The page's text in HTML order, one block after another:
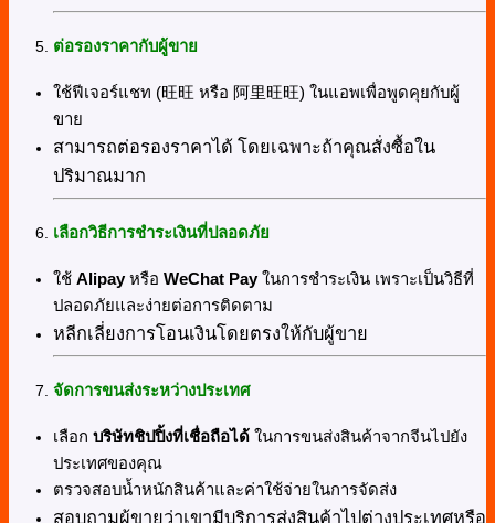
ต่อรองราคากับผู้ขาย
ใช้ฟีเจอร์แชท (旺旺 หรือ 阿里旺旺) ในแอพเพื่อพูดคุยกับผู้
ขาย
สามารถต่อรองราคาได้ โดยเฉพาะถ้าคุณสั่งซื้อใน
ปริมาณมาก
เลือกวิธีการชำระเงินที่ปลอดภัย
ใช้ Alipayหรือ WeChat Payในการชำระเงิน เพราะเป็นวิธีที่
ปลอดภัยและง่ายต่อการติดตาม
หลีกเลี่ยงการโอนเงินโดยตรงให้กับผู้ขาย
จัดการขนส่งระหว่างประเทศ
เลือก บริษัทชิปปิ้งที่เชื่อถือได้ ในการขนส่งสินค้าจากจีนไปยัง
ประเทศของคุณ
ตรวจสอบน้ำหนักสินค้าและค่าใช้จ่ายในการจัดส่ง
สอบถามผู้ขายว่าเขามีบริการส่งสินค้าไปต่างประเทศหรือ